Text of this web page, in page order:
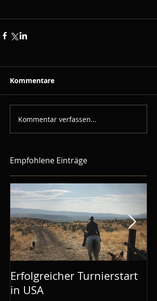
Empfohlene Einträge
Kommentare
Kommentar verfassen...
Erfolgreicher Turnierstart
in USA